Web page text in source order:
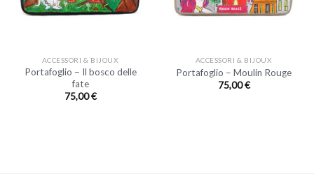
ACCESSORI & BIJOUX
Portafoglio – Il bosco delle
fate
75,00€
ACCESSORI & BIJOUX
Portafoglio – Moulin Rouge
75,00€